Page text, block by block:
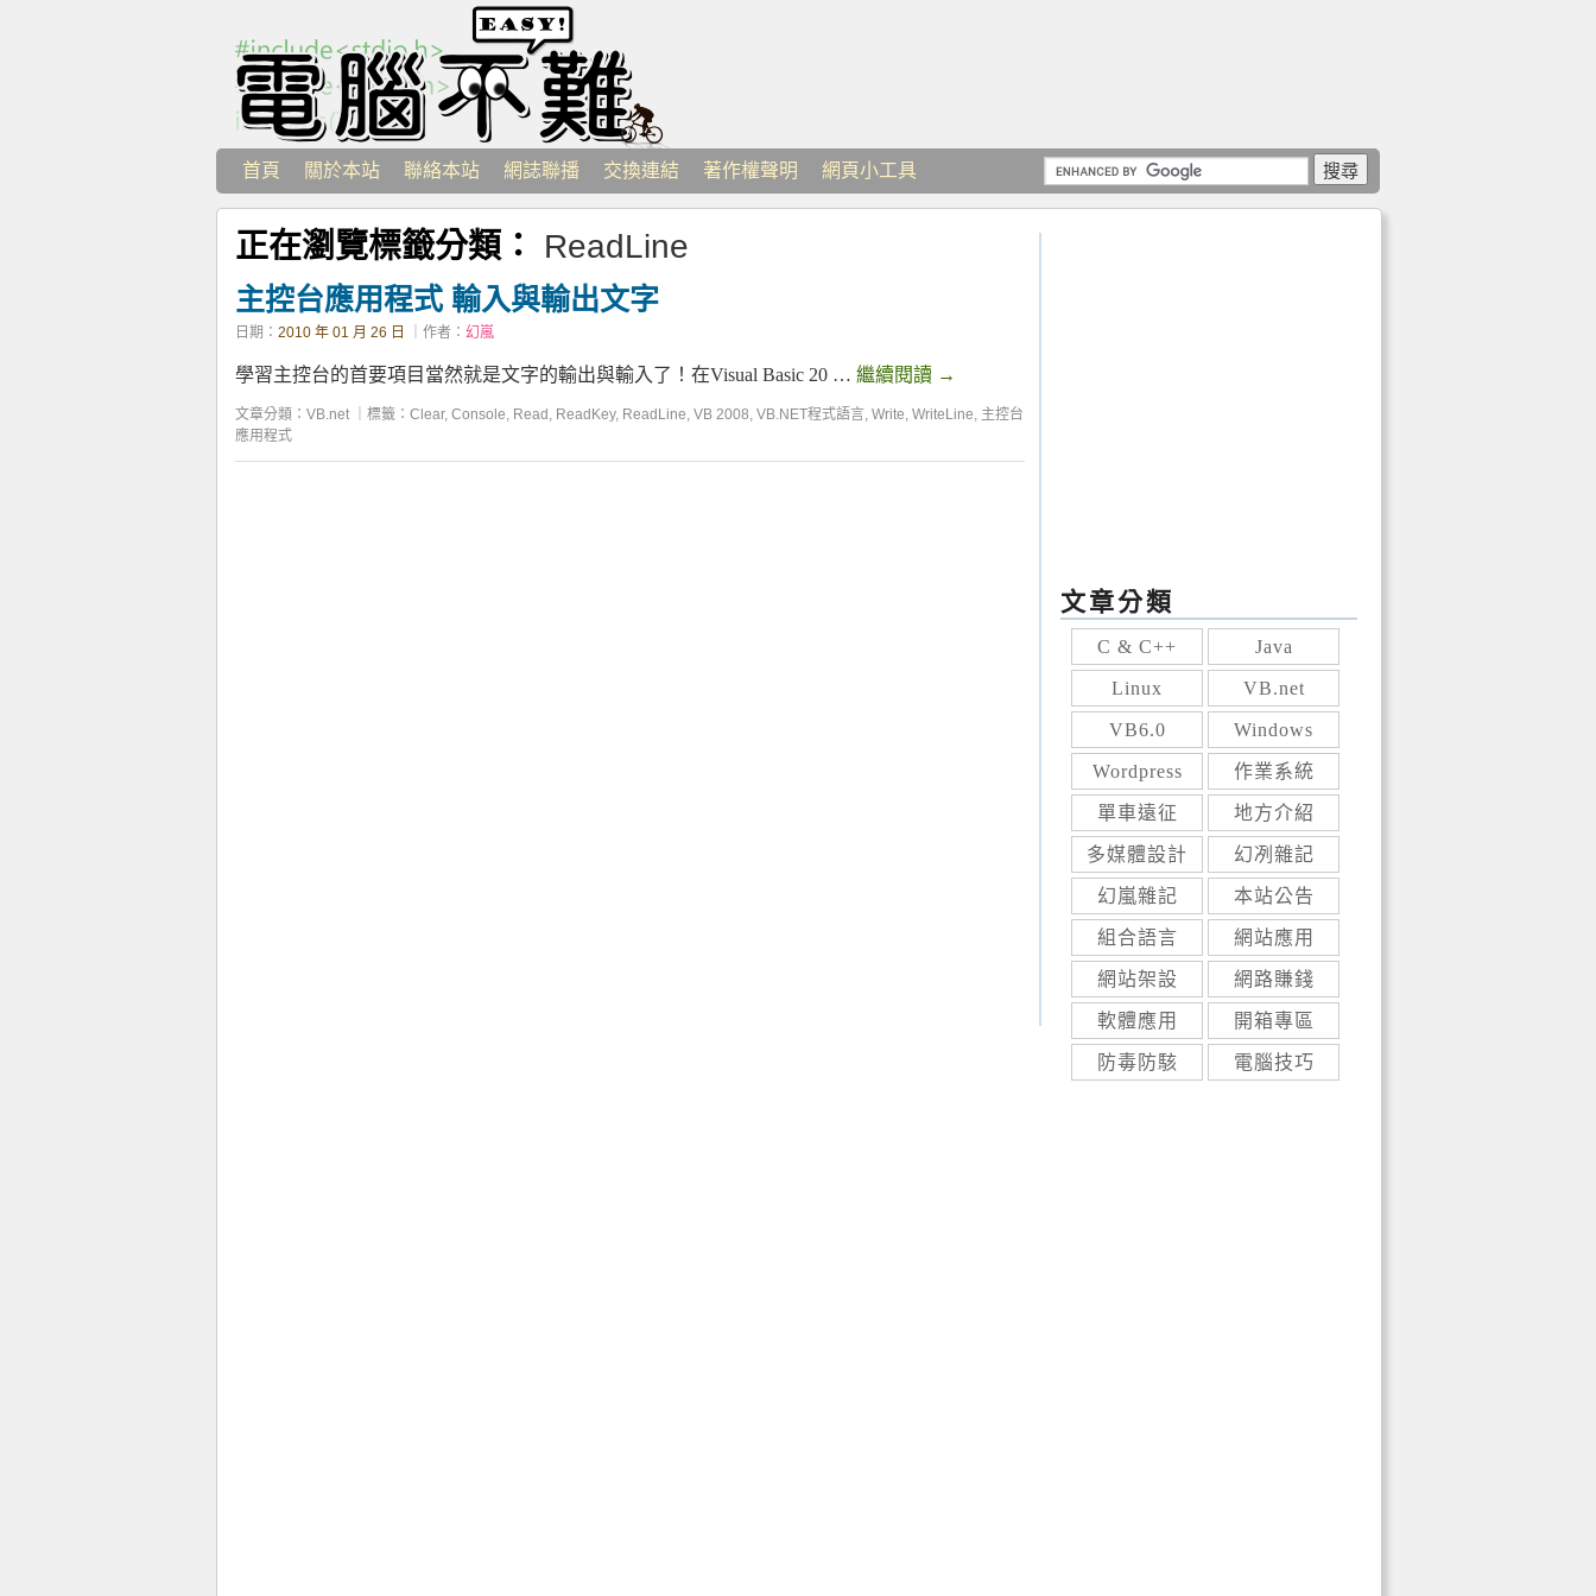
首頁 關於本站 聯絡本站 網誌聯播 交換連結 著作權聲明 網頁小工具
正在瀏覽標籤分類： ReadLine
主控台應用程式 輸入與輸出文字
日期： 2010 年 01 月 26 日 ｜作者： 幻嵐
學習主控台的首要項目當然就是文字的輸出與輸入了！在Visual Basic 20 … 繼續閱讀 →
文章分類： VB.net 標籤： Clear, Console, Read , ReadKey, ReadLine, VB 2008, VB.NET程式語言, Write, WriteLine, 主控台
應用程式
文章分類
C & C++ Java
Linux VB.net
VB6.0 Windows
Wordpress 作業系統
單車遠征 地方介紹
多媒體設計 幻冽雜記
幻嵐雜記 本站公告
組合語言 網站應用
網站架設 網路賺錢
軟體應用 開箱專區
防毒防駭 電腦技巧